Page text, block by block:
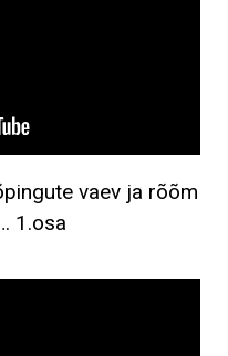
vaev ja rõõm
1.osa